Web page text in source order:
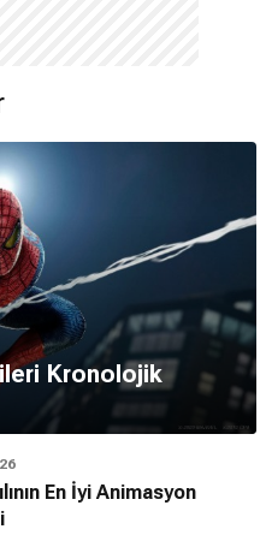
Kronolojik
En İyi Animasyon